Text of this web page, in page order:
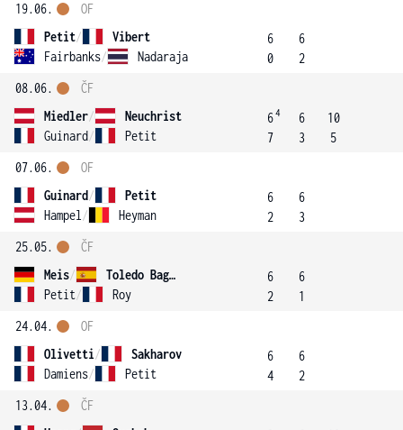
19.06.
Petit/
Vibert
Fairbanks/ Nadaraja
OF
6
0
6
2
08.06.
Miedler/
Neuchrist
Guinard/ Petit
ČF
64
7
6
3
10
5
07.06.
Guinard/
Petit
Hampel / Heyman
OF
6
2
6
3
25.05.
Meis/
Toledo Bague
Petit/ Roy
ČF
6
2
6
1
24.04.
Olivetti/
Sakharov
Damiens/ Petit
OF
6
4
6
2
13.04.
ČF